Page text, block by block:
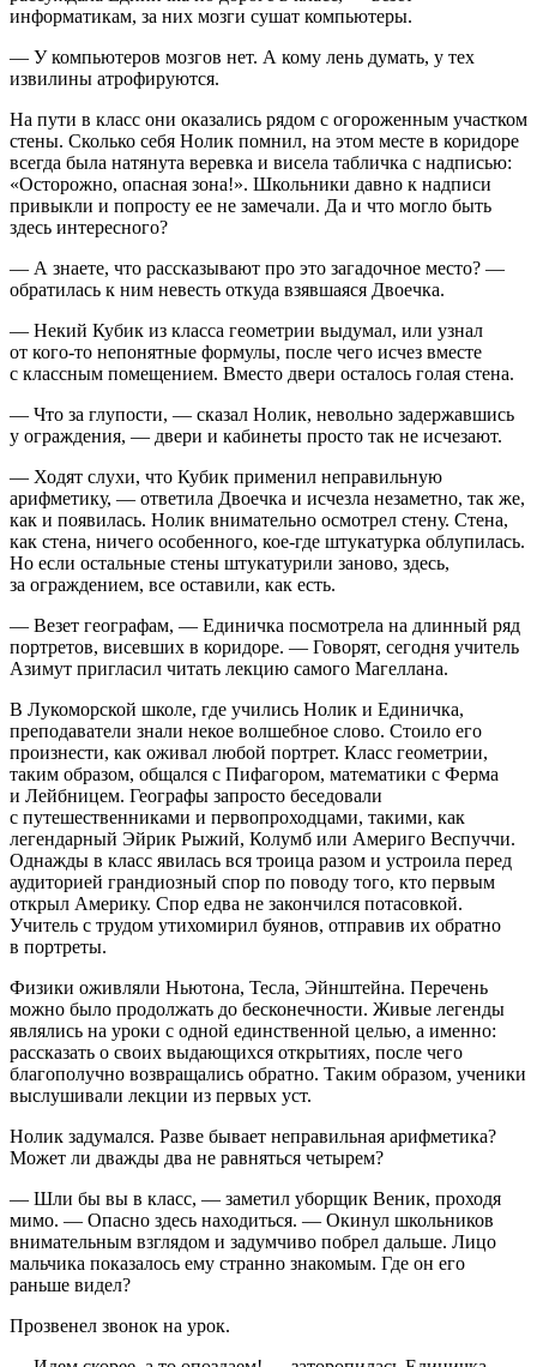
информатикам, за них мозги сушат компьютеры.
— У компьютеров мозгов нет. А кому лень думать, у тех
извилины атрофируются.
На пути в класс они оказались рядом с огороженным участком
стены. Сколько себя Нолик помнил, на этом месте в коридоре
всегда была натянута веревка и висела табличка с надписью:
«Осторожно, опасная зона!». Школьники давно к надписи
привыкли и попросту ее не замечали. Да и что могло быть
здесь интересного?
— А знаете, что рассказывают про это загадочное место? —
обратилась к ним невесть откуда взявшаяся Двоечка.
— Некий Кубик из класса геометрии выдумал, или узнал
от кого-то непонятные формулы, после чего исчез вместе
с классным помещением. Вместо двери осталось голая стена.
— Что за глупости, — сказал Нолик, невольно задержавшись
у ограждения, — двери и кабинеты просто так не исчезают.
— Ходят слухи, что Кубик применил неправильную
арифметику, — ответила Двоечка и исчезла незаметно, так же,
как и появилась. Нолик внимательно осмотрел стену. Стена,
как стена, ничего особенного, кое-где штукатурка облупилась.
Но если остальные стены штукатурили заново, здесь,
за ограждением, все оставили, как есть.
— Везет географам, — Единичка посмотрела на длинный ряд
портретов, висевших в коридоре. — Говорят, сегодня учитель
Азимут пригласил читать лекцию самого Магеллана.
В Лукоморской школе, где учились Нолик и Единичка,
преподаватели знали некое волшебное слово. Стоило его
произнести, как оживал любой портрет. Класс геометрии,
таким образом, общался с Пифагором, математики с Ферма
и Лейбницем. Географы запросто беседовали
с путешественниками и первопроходцами, такими, как
легендарный Эйрик Рыжий, Колумб или Америго Веспуччи.
Однажды в класс явилась вся троица разом и устроила перед
аудиторией грандиозный спор по поводу того, кто первым
открыл Америку. Спор едва не закончился потасовкой.
Учитель с трудом утихомирил буянов, отправив их обратно
в портреты.
Физики оживляли Ньютона, Тесла, Эйнштейна. Перечень
можно было продолжать до бесконечности. Живые легенды
являлись на уроки с одной единственной целью, а именно:
рассказать о своих выдающихся открытиях, после чего
благополучно возвращались обратно. Таким образом, ученики
выслушивали лекции из первых уст.
Нолик задумался. Разве бывает неправильная арифметика?
Может ли дважды два не равняться четырем?
— Шли бы вы в класс, — заметил уборщик Веник, проходя
мимо. — Опасно здесь находиться. — Окинул школьников
внимательным взглядом и задумчиво побрел дальше. Лицо
мальчика показалось ему странно знакомым. Где он его
раньше видел?
Прозвенел звонок на урок.